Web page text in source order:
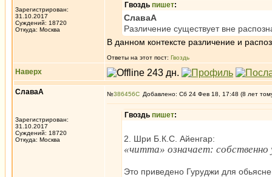
Зарегистрирован:
31.10.2017
Суждений: 18720
Откуда: Москва
Гвоздь пишет:
СлаваА
Различение существует вне
В данном контексте различение и
Ответы на этот пост: Гвоздь
Наверх
СлаваА
Зарегистрирован:
31.10.2017
Суждений: 18720
Откуда: Москва
№386456 Добавлено: Сб 24 Фев 18, 17:48 (8 лет
Гвоздь пишет:
2. Шри Б.К.С. Айенгар:
«читта» означает:
Это приведено Гуруджи для